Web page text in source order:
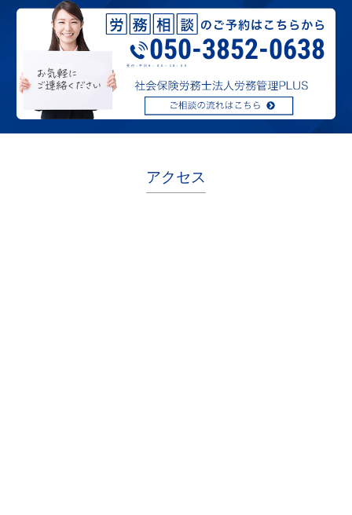
050-3852-0638
受付：平日９：００～１8：００
アクセス